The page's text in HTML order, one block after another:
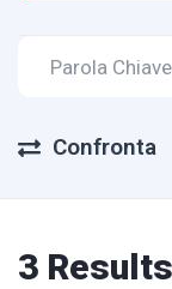
Confronta
3 Results